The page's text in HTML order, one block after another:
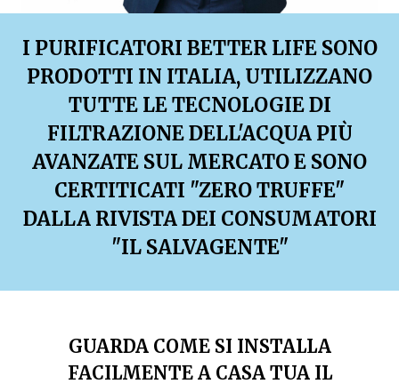
I PURIFICATORI BETTER LIFE SONO
PRODOTTI IN ITALIA, UTILIZZANO
TUTTE LE TECNOLOGIE DI
FILTRAZIONE DELL'ACQUA PIÙ
AVANZATE SUL MERCATO E SONO
CERTITICATI "ZERO TRUFFE"
DALLA RIVISTA DEI CONSUMATORI
"IL SALVAGENTE"
GUARDA COME SI INSTALLA
FACILMENTE A CASA TUA IL